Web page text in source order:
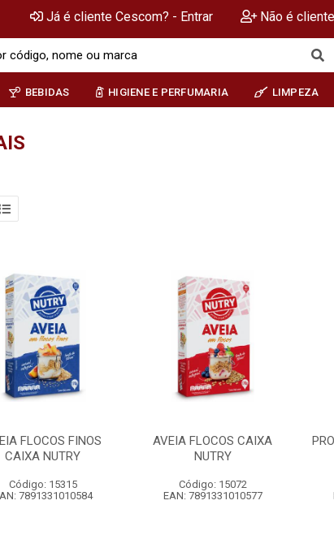
Já é cliente Cescom? - Entrar Não é
BEBIDAS HIGIENE E PERFUMARIA LIMPEZA
FLOCOS FINOS
CAIXA NUTRY
Código: 15315
7891331010584
AVEIA FLOCOS CAIXA
NUTRY
Código: 15072
EAN: 7891331010577